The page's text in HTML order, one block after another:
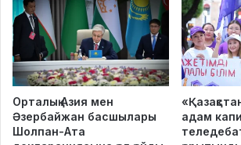
Орталық Азия мен
Әзербайжан басшылары
Шолпан-Ата
адам